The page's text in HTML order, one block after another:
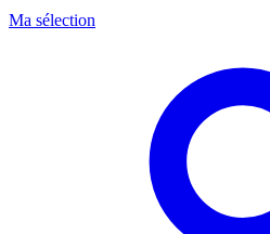
Ma sélection